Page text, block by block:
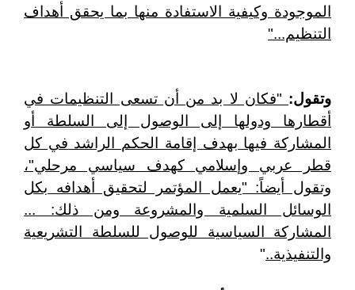
الموجودة وكيفية الاستفادة منها بما يحقق أهداف
التنظيم..."
وتقول: "فكان لا بد من أن تسعى التنظيمات في
أقطارها ودولها إلى الوصول إلى السلطة أو
المشاركة فيها بهدف إقامة الحكم الراشد في كل
قطر عربي وإسلامي كهدف سياسي مرحلي"،
وتقول أيضاً: "يعمل المؤتمر لتحقيق أهدافه بكل
الوسائل السلمية والمشروعة ومن ذلك: ...
المشاركة السياسية للوصول للسلطة التشريعية
والتنفيذية.."